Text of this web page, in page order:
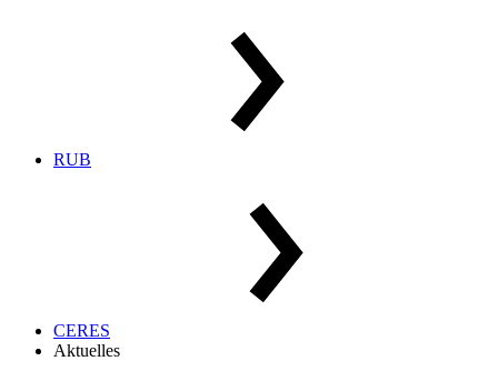
RUB
CERES
Aktuelles